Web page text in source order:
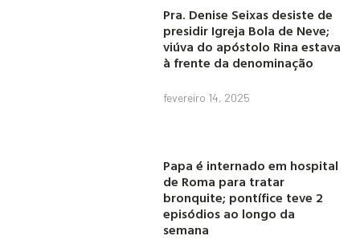
Pra. Denise Seixas desiste de
presidir Igreja Bola de Neve;
viúva do apóstolo Rina estava
à frente da denominação
fevereiro 14, 2025
Papa é internado em hospital
de Roma para tratar
bronquite; pontífice teve 2
episódios ao longo da
semana